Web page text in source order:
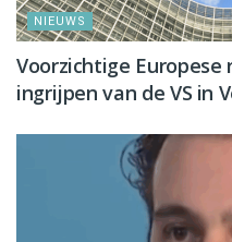
NIEUWS
Voorzichtige
ingrijpen van de VS in